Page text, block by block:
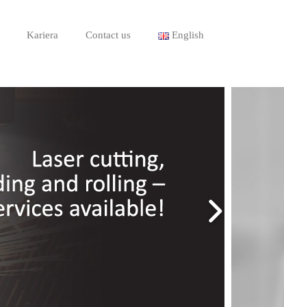
Kariera Contact us English